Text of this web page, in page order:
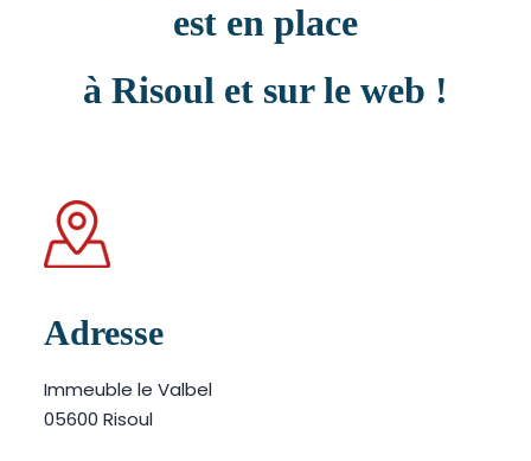
est en place
à Risoul et sur le web !
Adresse
Immeuble le Valbel
05600 Risoul